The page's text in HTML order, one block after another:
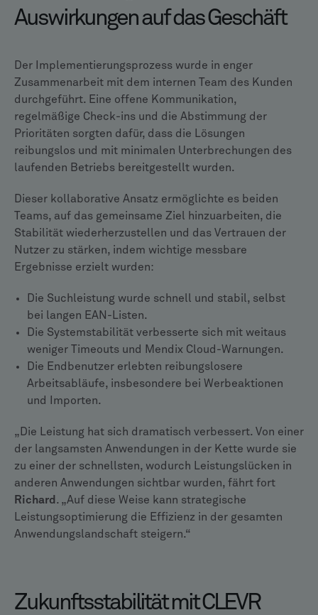
Auswirkungen auf das Geschäft
Der Implementierungsprozess wurde in enger
Zusammenarbeit mit dem internen Team des Kunden
durchgeführt. Eine offene Kommunikation,
regelmäßige Check-ins und die Abstimmung der
Prioritäten sorgten dafür, dass die Lösungen
reibungslos und mit minimalen Unterbrechungen des
laufenden Betriebs bereitgestellt wurden.
Dieser kollaborative Ansatz ermöglichte es beiden
Teams, auf das gemeinsame Ziel hinzuarbeiten, die
Stabilität wiederherzustellen und das Vertrauen der
Nutzer zu stärken, indem wichtige messbare
Ergebnisse erzielt wurden:
Die Suchleistung wurde schnell und stabil, selbst
bei langen EAN-Listen.
Die Systemstabilität verbesserte sich mit weitaus
weniger Timeouts und Mendix Cloud-Warnungen.
Die Endbenutzer erlebten reibungslosere
Arbeitsabläufe, insbesondere bei Werbeaktionen
und Importen.
„Die Leistung hat sich dramatisch verbessert. Von einer
der langsamsten Anwendungen in der Kette wurde sie
zu einer der schnellsten, wodurch Leistungslücken in
anderen Anwendungen sichtbar wurden, fährt fort
Richard . „Auf diese Weise kann strategische
Leistungsoptimierung die Effizienz in der gesamten
Anwendungslandschaft steigern.“
Zukunftsstabilität mit CLEVR